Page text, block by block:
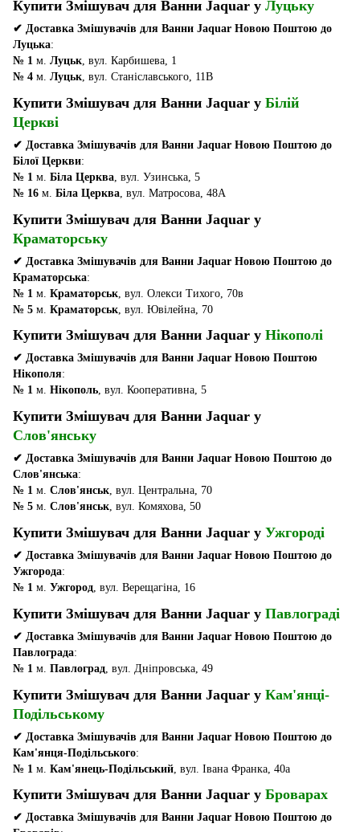
Купити Змішувач для Ванни Jaquar у Луцьку
✔ Доставка Змішувачів для Ванни Jaquar Новою Поштою до
Луцька:
№ 1 м. Луцьк, вул. Карбишева, 1
№ 4 м. Луцьк, вул. Станіславського, 11В
Купити Змішувач для Ванни Jaquar у Білій
Церкві
✔ Доставка Змішувачів для Ванни Jaquar Новою Поштою до
Білої Церкви:
№ 1 м. Біла Церква , вул. Узинська, 5
№ 16 м. Біла Церква , вул. Матросова, 48А
Купити Змішувач для Ванни Jaquar у
Краматорську
✔ Доставка Змішувачів для Ванни Jaquar Новою Поштою до
Краматорська:
№ 1 м. Краматорськ , вул. Олекси Тихого, 70в
№ 5 м. Краматорськ , вул. Ювілейна, 70
Купити Змішувач для Ванни Jaquar у Нікополі
✔ Доставка Змішувачів для Ванни Jaquar Новою Поштою
Нікополя:
№ 1 м. Нікополь, вул. Кооперативна, 5
Купити Змішувач для Ванни Jaquar у
Слов'янську
✔ Доставка Змішувачів для Ванни Jaquar Новою Поштою до
Слов'янська:
№ 1 м. Слов'янськ, вул. Центральна, 70
№ 5 м. Слов'янськ, вул. Комяхова, 50
Купити Змішувач для Ванни Jaquar у Ужгороді
✔ Доставка Змішувачів для Ванни Jaquar Новою Поштою до
Ужгорода:
№ 1 м. Ужгород, вул. Верещагіна, 16
Купити Змішувач для Ванни Jaquar у Павлограді
✔ Доставка Змішувачів для Ванни Jaquar Новою Поштою до
Павлограда:
№ 1 м. Павлоград , вул. Дніпровська, 49
Купити Змішувач для Ванни Jaquar у Кам'янці-
Подільському
✔ Доставка Змішувачів для Ванни Jaquar Новою Поштою до
Кам'янця-Подільського:
№ 1 м. Кам'янець-Подільський , вул. Івана Франка, 40а
Купити Змішувач для Ванни Jaquar у Броварах
✔ Доставка Змішувачів для Ванни Jaquar Новою Поштою до